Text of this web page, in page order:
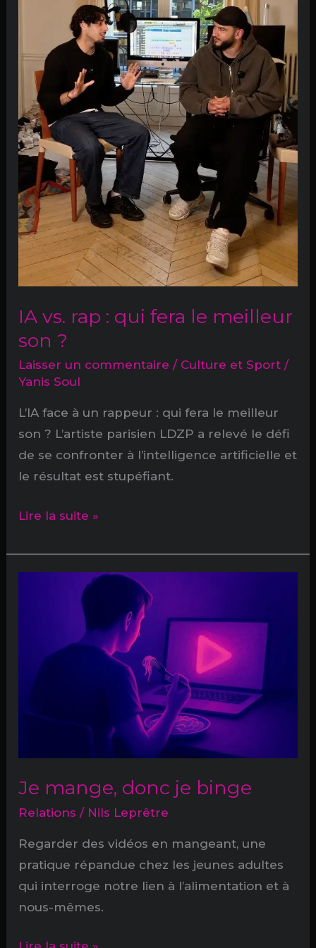
IA vs. rap : qui fera le meilleur
son ?
Laisser un commentaire / Culture et Sport /
Yanis Soul
L’IA face à un rappeur : qui fera le meilleur
son ? L’artiste parisien LDZP a relevé le défi
de se confronter à l’intelligence artificielle et
le résultat est stupéfiant.
IA
rap
meilleur
son
Lire la suite »
Je mange, donc je binge
Relations / Nils Leprêtre
Regarder des vidéos en mangeant, une
pratique répandue chez les jeunes adultes
qui interroge notre lien à l’alimentation et à
nous-mêmes.